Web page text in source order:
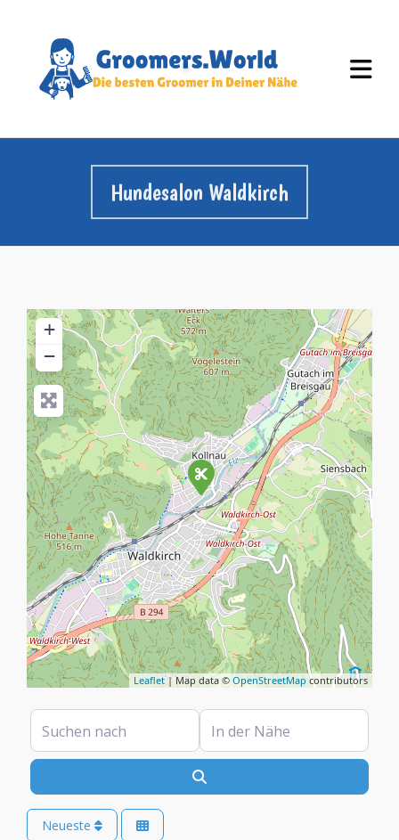
Hundesalon Waldkirch
+
−
Leaflet| Map data © OpenStreetMap contributors
Suchen nach In der Nähe
Neueste